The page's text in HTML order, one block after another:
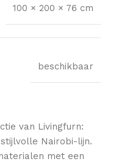
100 × 200 × 76 cm
beschikbaar
van Livingfurn:
Nairobi-lijn.
met een